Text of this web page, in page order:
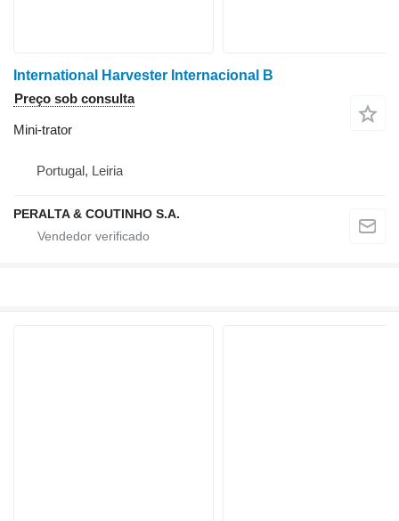
International Harvester Internacional B
Preço sob consulta
Mini-trator
Portugal, Leiria
PERALTA & COUTINHO S.A.